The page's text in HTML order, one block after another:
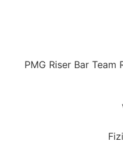
PMG Riser Bar Team